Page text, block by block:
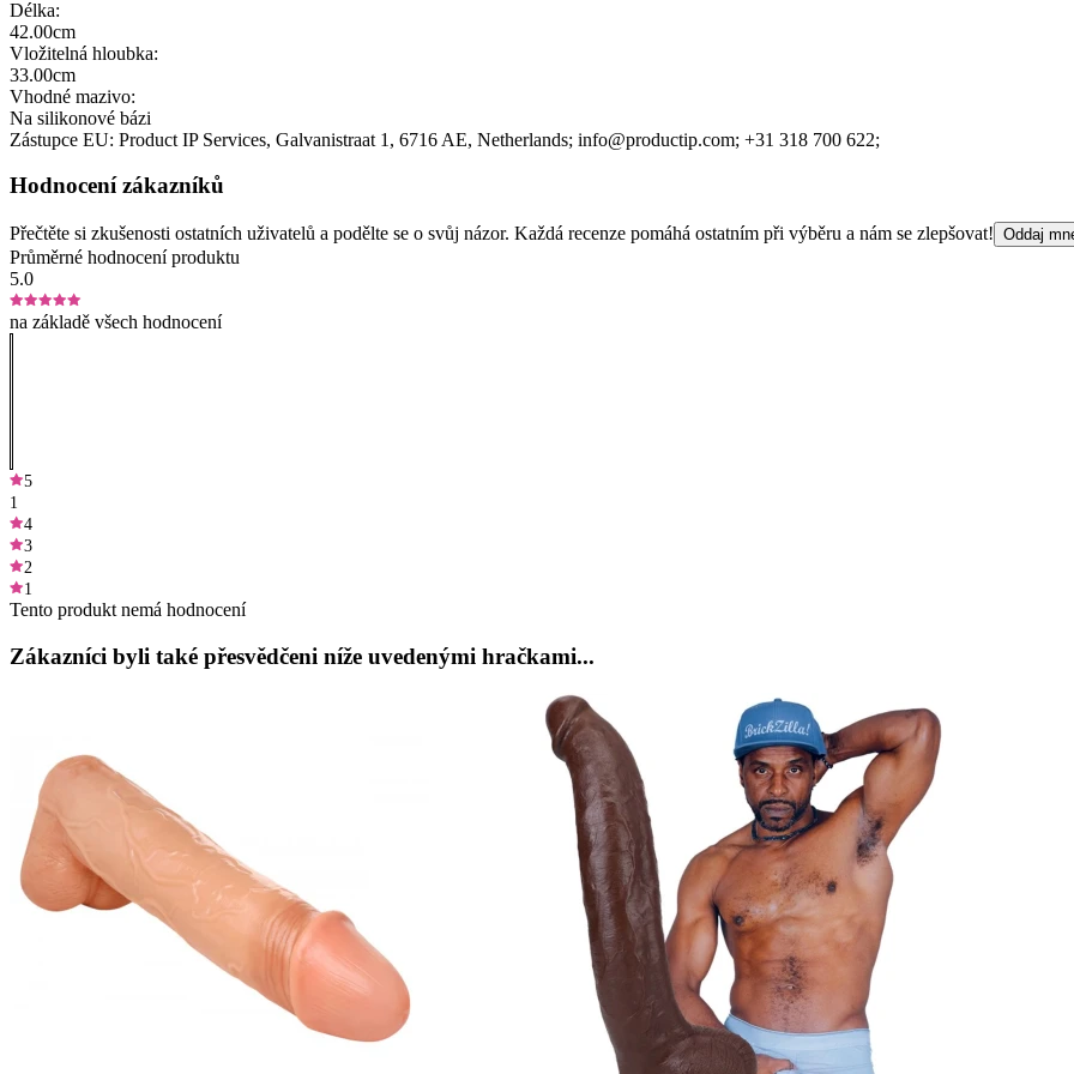
Délka:
42.00cm
Vložitelná hloubka:
33.00cm
Vhodné mazivo:
Na silikonové bázi
Zástupce EU: Product IP Services, Galvanistraat 1 , 6716 AE, Netherlands; info@productip.com; +31 318 700 622;
Hodnocení zákazníků
Přečtěte si zkušenosti ostatních uživatelů a podělte se o svůj názor. Každá recenze pomáhá ostatním při výběru a nám se zlepšovat! Oddaj
Průměrné hodnocení produktu
5.0
na základě všech hodnocení
5
1
4
3
2
1
Tento produkt nemá hodnocení
Zákazníci byli také přesvědčeni níže uvedenými hračkami...